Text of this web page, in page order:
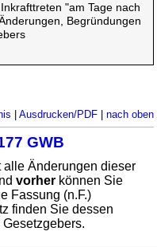
"am Tage nach
Begründungen
Ausdrucken/PDF| nach oben
GWB
alle Änderungen dieser
vorher können Sie
Fassung (n.F.)
finden Sie dessen